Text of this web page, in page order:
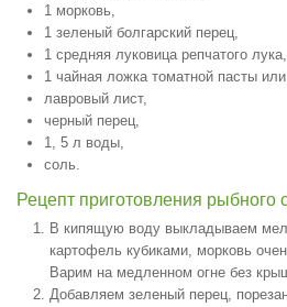
1 морковь,
1 зеленый болгарский перец,
1 средняя луковица репчатого лука,
1 чайная ложка томатной пасты
лавровый лист,
черный перец,
1, 5 л воды,
соль.
Рецепт приготовления рыбного
В кипящую воду выкладываем
картофель кубиками, морковь
Варим на медленном огне без
Добавляем зеленый перец,